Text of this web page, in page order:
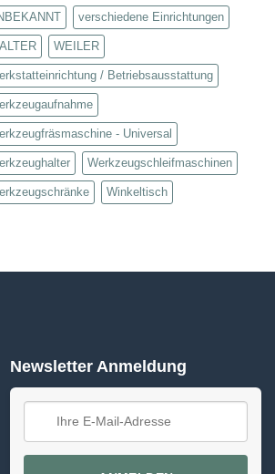
verschiedene Einrichtungen
WEILER
/ Betriebsausstattung
- Universal
Werkzeugschleifmaschinen
Winkeltisch
Newsletter Anmeldung